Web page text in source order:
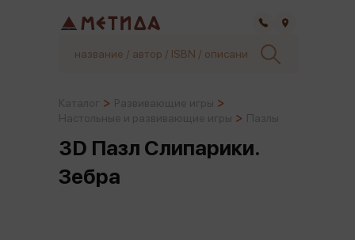
3D Пазл Слипарики.
Зебра